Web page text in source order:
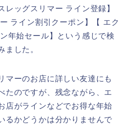
レッグスリマー ライン登録】
ライン割引クーポン】【 エク
年始セール】という感じで検
ました。
マーのお店に詳しい友達にも
たのですが、残念ながら、エ
店がラインなどでお得な年始
るかどうかは分かりませんで